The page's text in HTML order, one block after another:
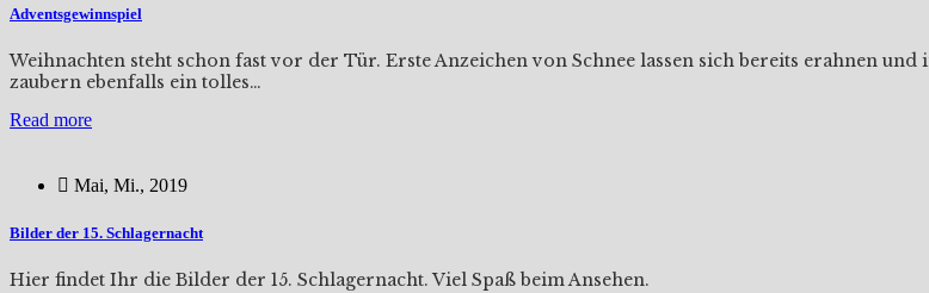
Adventsgewinnspiel
Weihnachten steht schon fast vor der Tür. Erste Anzeichen von Schnee lassen sich bereits erahnen
zaubern ebenfalls ein tolles…
Read more
Mai, Mi., 2019
Bilder der 15. Schlagernacht
Hier findet Ihr die Bilder der 15. Schlagernacht. Viel Spaß beim Ansehen.